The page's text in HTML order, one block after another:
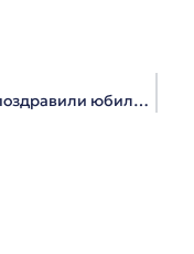
Омичи в Москве подвели итоги и поздравили юбиляра